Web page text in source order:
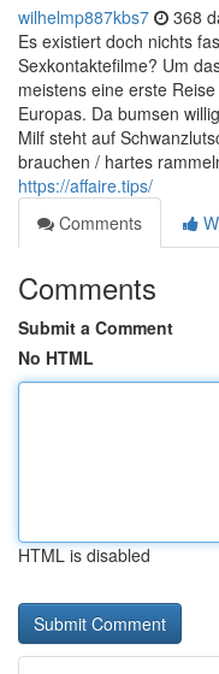
wilhelmp887kbs7 368
Es existiert doch nichts
Sexkontaktefilme? Um
meistens eine erste
Europas. Da bumsen
Milf steht auf
brauchen / hartes
https://affaire.tips/
Comments
Comments
Submit a Comment
No HTML
HTML is disabled